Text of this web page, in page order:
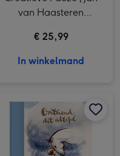
van Haasteren
€ 25,99
In winkelmand